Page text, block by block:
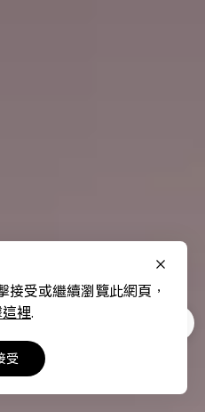
受或繼續瀏覽此網頁，
裡.
接受